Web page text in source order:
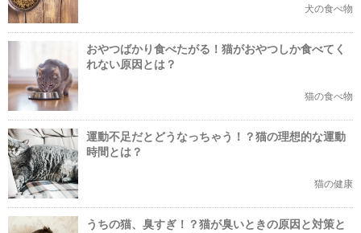
犬の食べ物
おやつばかり食べたがる！猫がおやつしか食べてく
れない原因とは？
猫の食べ物
運動不足だとどうなっちゃう！？猫の理想的な運動
時間とは？
猫の健康
うちの猫、臭すぎ！？猫が臭いときの原因と対策と